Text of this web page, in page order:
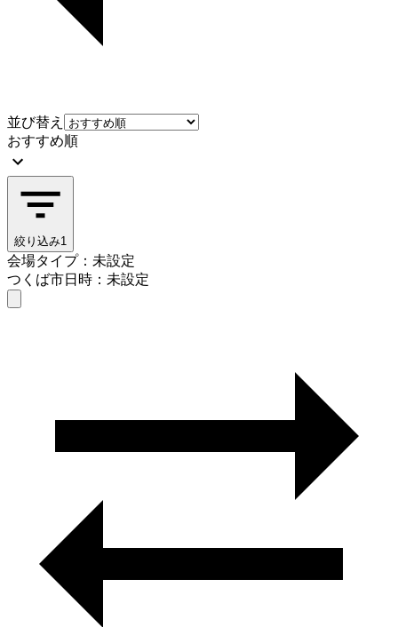
並び替え
おすすめ順
絞り込み1
会場タイプ：未設定
つくば市日時：未設定